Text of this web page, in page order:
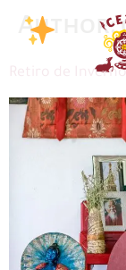
Author:
Retiro de